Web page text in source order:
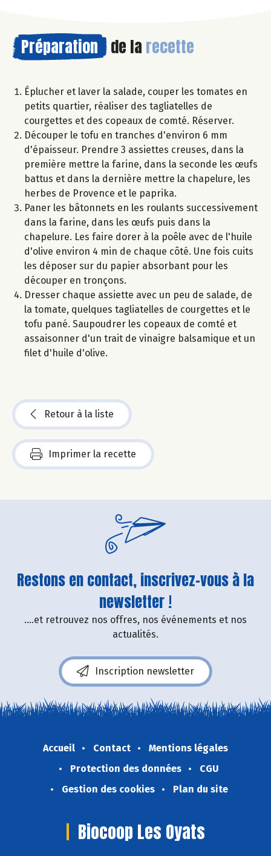
Préparation de la recette
Éplucher et laver la salade, couper les tomates en
petits quartier, réaliser des tagliatelles de
courgettes et des copeaux de comté. Réserver.
Découper le tofu en tranches d'environ 6 mm
d'épaisseur. Prendre 3 assiettes creuses, dans la
première mettre la farine, dans la seconde les œufs
battus et dans la dernière mettre la chapelure, les
herbes de Provence et le paprika.
Paner les bâtonnets en les roulants successivement
dans la farine, dans les œufs puis dans la
chapelure. Les faire dorer à la poêle avec de l'huile
d'olive environ 4 min de chaque côté. Une fois cuits
les déposer sur du papier absorbant pour les
découper en tronçons.
Dresser chaque assiette avec un peu de salade, de
la tomate, quelques tagliatelles de courgettes et le
tofu pané. Saupoudrer les copeaux de comté et
assaisonner d'un trait de vinaigre balsamique et un
filet d'huile d'olive.
Retour à la liste
Imprimer la recette
Restons en contact, inscrivez-vous à la
newsletter !
....et retrouvez nos offres, nos événements et nos
actualités.
Inscription newsletter
Accueil Contact
Mentions légales
Protection des données
CGU
Gestion des cookies
Plan du site
Biocoop Les Oyats